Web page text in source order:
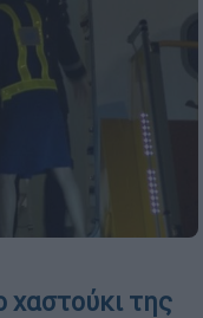
χαστούκι της